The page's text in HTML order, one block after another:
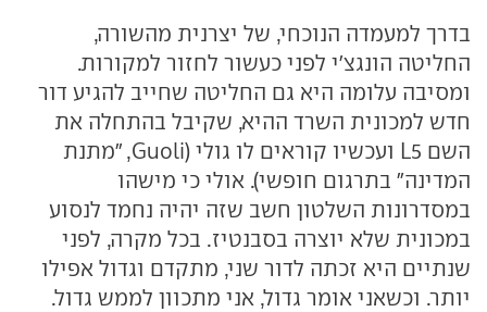
בדרך למעמדה הנוכחי, של יצרנית מהשורה,
החליטה הונגצ'י לפני כעשור לחזור למקורות.
ומסיבה עלומה היא גם החליטה שחייב להגיע דור
חדש למכונית השרד ההיא, שקיבל בהתחלה את
השם L5 ועכשיו קוראים לו גולי (Guoli, "מתנת
המדינה" בתרגום חופשי). אולי כי מישהו
במסדרונות השלטון חשב שזה יהיה נחמד לנסוע
במכונית שלא יוצרה בסבנטיז. בכל מקרה, לפני
שנתיים היא זכתה לדור שני, מתקדם וגדול אפילו
יותר. וכשאני אומר גדול, אני מתכוון לממש גדול.